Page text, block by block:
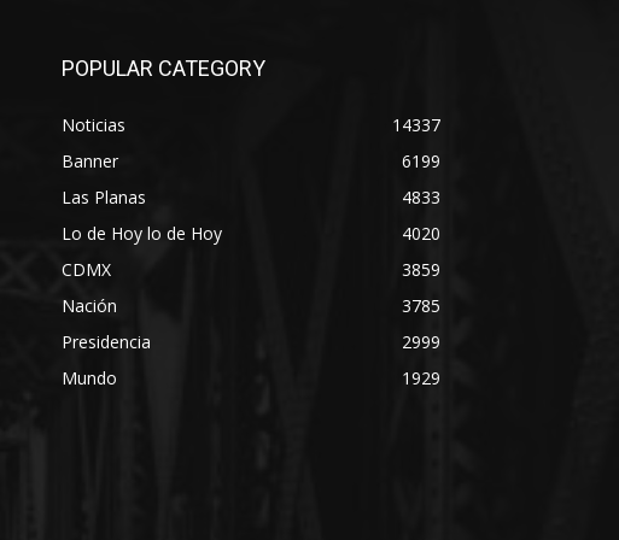
POPULAR CATEGORY
Noticias
14337
Banner
6199
Las Planas
4833
Lo de Hoy lo de Hoy
4020
CDMX
3859
Nación
3785
Presidencia
2999
Mundo
1929